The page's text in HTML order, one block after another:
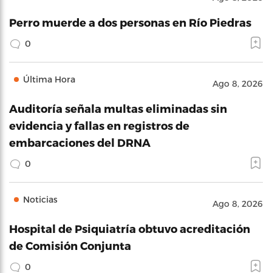
Perro muerde a dos personas en Río Piedras
0
Última Hora Ago 8, 2026
Auditoría señala multas eliminadas sin
evidencia y fallas en registros de
embarcaciones del DRNA
0
Noticias Ago 8, 2026
Hospital de Psiquiatría obtuvo acreditación
de Comisión Conjunta
0